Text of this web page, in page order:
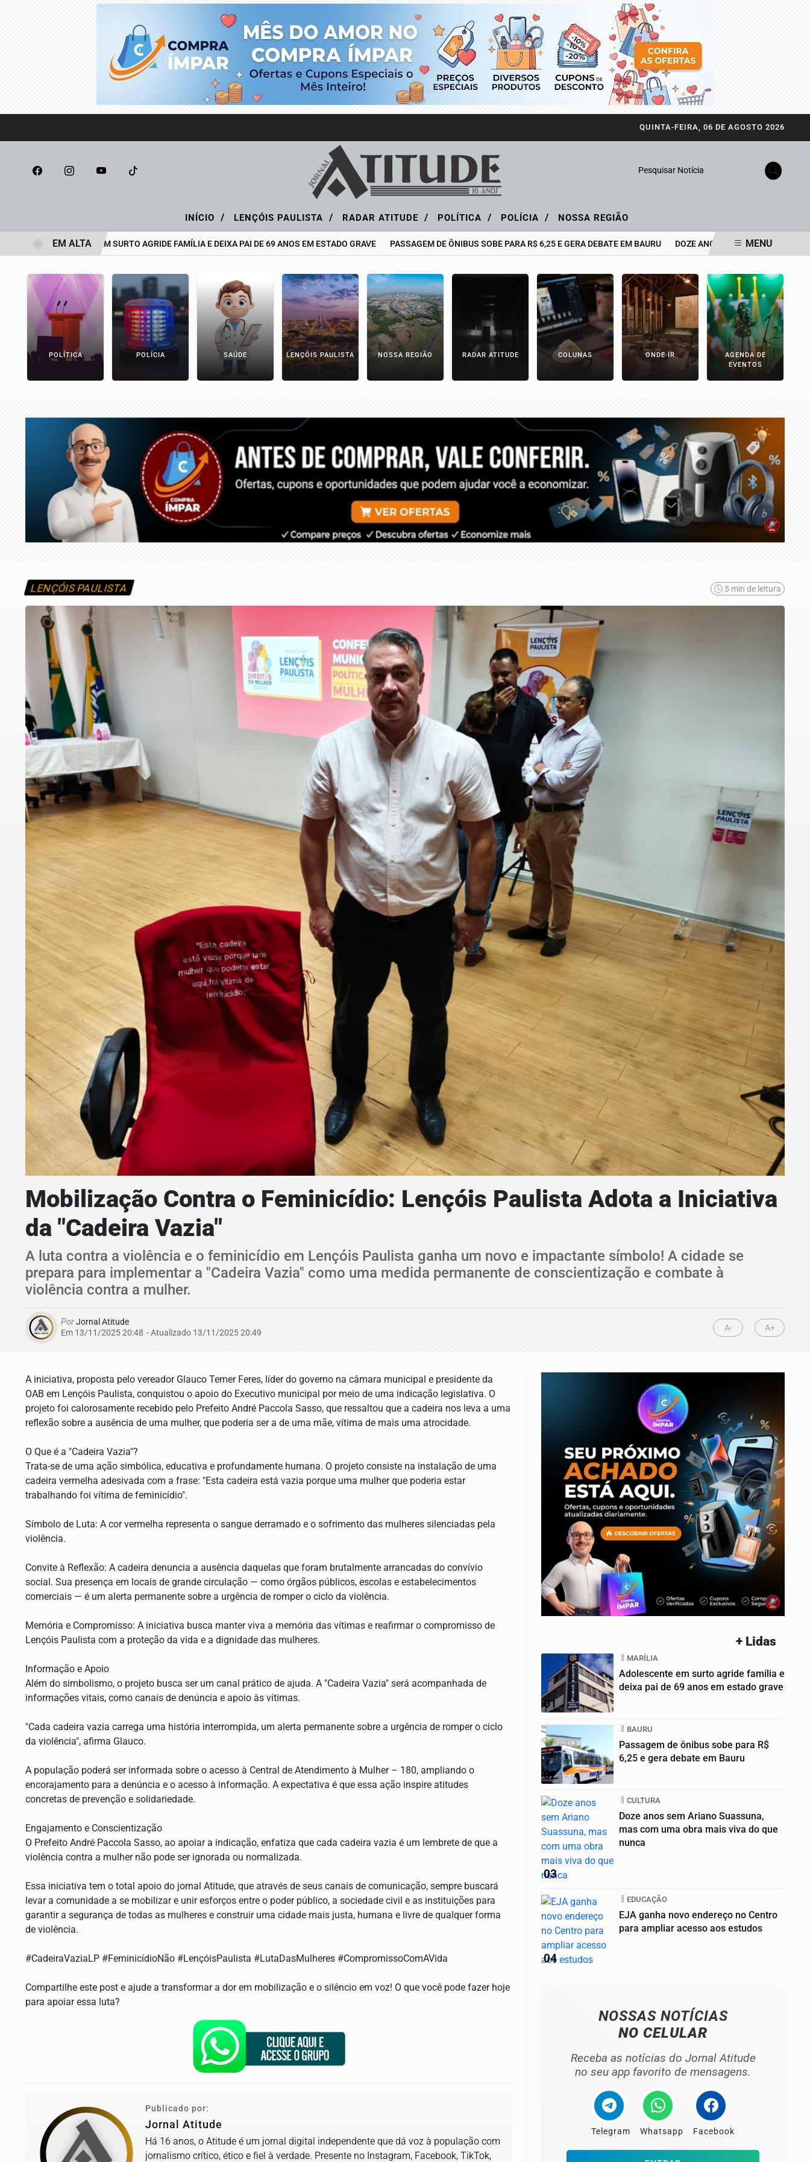
QUINTA-FEIRA, 06 DE AGOSTO 2026
Pesquisar Notícia
INÍCIO / LENÇÓIS PAULISTA / RADAR ATITUDE / POLÍTICA / POLÍCIA / NOSSA REGIÃO
ADOLESCENTE EM SURTO AGRIDE FAMÍLIA E DEIXA PAI DE 69 ANOS EM ESTADO GRAVE PASSAGEM DE ÔNIBUS SOBE PARA R$ 6,25 E GERA DEBATE EM BAURU DOZE ANOS SEM ARIANO SUASSUNA,
EM ALTA MENU
POLÍTICA POLÍCIA SAÚDE LENÇÓIS PAULISTA NOSSA REGIÃO RADAR ATITUDE COLUNAS ONDE IR
AGENDA DE
EVENTOS
LENÇÓIS PAULISTA 5 min de leitura
Mobilização Contra o Feminicídio: Lençóis Paulista Adota a Iniciativa
da "Cadeira Vazia"
A luta contra a violência e o feminicídio em Lençóis Paulista ganha um novo e impactante símbolo! A cidade se
prepara para implementar a "Cadeira Vazia" como uma medida permanente de conscientização e combate à
violência contra a mulher.
PorJornal Atitude
Em 13/11/2025 20:48 - Atualizado 13/11/2025 20:49 A- A+
A iniciativa, proposta pelo vereador Glauco Temer Feres, líder do governo na câmara municipal e presidente da
OAB em Lençóis Paulista, conquistou o apoio do Executivo municipal por meio de uma indicação legislativa. O
projeto foi calorosamente recebido pelo Prefeito André Paccola Sasso, que ressaltou que a cadeira nos leva a uma
reflexão sobre a ausência de uma mulher, que poderia ser a de uma mãe, vítima de mais uma atrocidade.
O Que é a "Cadeira Vazia"?
Trata-se de uma ação simbólica, educativa e profundamente humana. O projeto consiste na instalação de uma
cadeira vermelha adesivada com a frase: "Esta cadeira está vazia porque uma mulher que poderia estar
trabalhando foi vítima de feminicídio".
Símbolo de Luta: A cor vermelha representa o sangue derramado e o sofrimento das mulheres silenciadas pela
violência.
Convite à Reflexão: A cadeira denuncia a ausência daquelas que foram brutalmente arrancadas do convívio
social. Sua presença em locais de grande circulação — como órgãos públicos, escolas e estabelecimentos
comerciais — é um alerta permanente sobre a urgência de romper o ciclo da violência.
Memória e Compromisso: A iniciativa busca manter viva a memória das vítimas e reafirmar o compromisso de
Lençóis Paulista com a proteção da vida e a dignidade das mulheres.
Informação e Apoio
Além do simbolismo, o projeto busca ser um canal prático de ajuda. A "Cadeira Vazia" será acompanhada de
informações vitais, como canais de denúncia e apoio às vítimas.
"Cada cadeira vazia carrega uma história interrompida, um alerta permanente sobre a urgência de romper o ciclo
da violência", afirma Glauco.
A população poderá ser informada sobre o acesso à Central de Atendimento à Mulher – 180, ampliando o
encorajamento para a denúncia e o acesso à informação. A expectativa é que essa ação inspire atitudes
concretas de prevenção e solidariedade.
Engajamento e Conscientização
O Prefeito André Paccola Sasso, ao apoiar a indicação, enfatiza que cada cadeira vazia é um lembrete de que a
violência contra a mulher não pode ser ignorada ou normalizada.
Essa iniciativa tem o total apoio do jornal Atitude, que através de seus canais de comunicação, sempre buscará
levar a comunidade a se mobilizar e unir esforços entre o poder público, a sociedade civil e as instituições para
garantir a segurança de todas as mulheres e construir uma cidade mais justa, humana e livre de qualquer forma
de violência.
#CadeiraVaziaLP #FeminicídioNão #LençóisPaulista #LutaDasMulheres #CompromissoComAVida
Compartilhe este post e ajude a transformar a dor em mobilização e o silêncio em voz! O que você pode fazer hoje
para apoiar essa luta?
Publicado por:
Jornal Atitude
Há 16 anos, o Atitude é um jornal digital independente que dá voz à população com
jornalismo crítico, ético e fiel à verdade. Presente no Instagram, Facebook, TikTok,
+ Lidas
01
MARÍLIA
Adolescente em surto agride família e
deixa pai de 69 anos em estado grave
02
BAURU
Passagem de ônibus sobe para R$
6,25 e gera debate em Bauru
03
CULTURA
Doze anos sem Ariano Suassuna,
mas com uma obra mais viva do que
nunca
04
EDUCAÇÃO
EJA ganha novo endereço no Centro
para ampliar acesso aos estudos
NOSSAS NOTÍCIAS
NO CELULAR
Receba as notícias do Jornal Atitude
no seu app favorito de mensagens.
Telegram Whatsapp Facebook